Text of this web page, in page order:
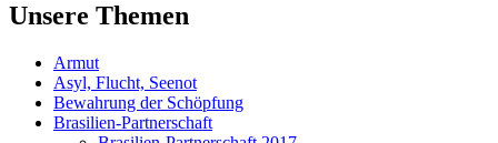
Unsere Themen
Armut
Asyl, Flucht, Seenot
Bewahrung der Schöpfung
Brasilien-Partnerschaft